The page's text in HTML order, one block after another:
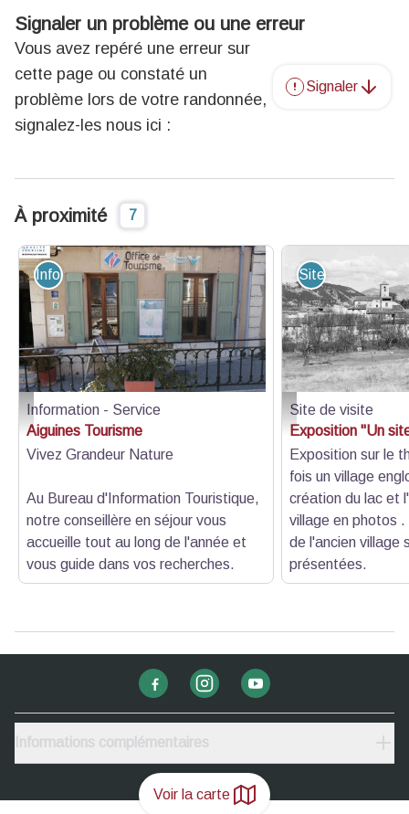
Voir la carte
Signaler un problème ou une erreur
Vous avez repéré une erreur sur
cette page ou constaté un
problème lors de votre randonnée,
signalez-les nous ici :
Signaler
À proximité 7
Extérieur - LGV Tourisme
Information - Service
Information - Service
Aiguines Tourisme
Vivez Grandeur Nature
Au Bureau d'Information Touristique,
notre conseillère en séjour vous
accueille tout au long de l'année et
vous guide dans vos recherches.
Ancien village - MDS
Site de visite
Site de visite
Exposition "Un
Exposition sur le
fois un village
création du lac et
village en photos
de l'ancien village
présentées.
Informations complémentaires